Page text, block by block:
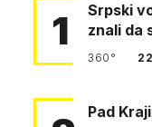
1
Srpski
znali da
360°
Pad